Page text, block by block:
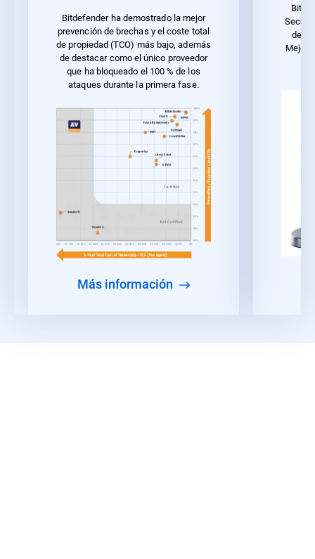
Bitdefender ha demostrado la mejor
prevención de brechas y el coste total
de propiedad (TCO) más bajo, además
de destacar como el único proveedor
que ha bloqueado el 100 % de los
ataques durante la primera fase.
Más información
de
Mejor